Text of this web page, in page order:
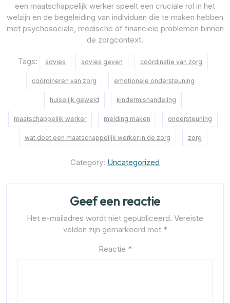
een maatschappelijk werker speelt een cruciale rol in het
welzijn en de begeleiding van individuen die te maken hebben
met psychosociale, medische of financiële problemen binnen
de zorgcontext.
Tags: advies advies geven coördinatie van zorg
coördineren van zorg emotionele ondersteuning
huiselijk geweld kindermishandeling
maatschappelijk werker melding maken ondersteuning
wat doet een maatschappelijk werker in de zorg zorg
Category: Uncategorized
Geef een reactie
Het e-mailadres wordt niet gepubliceerd. Vereiste
velden zijn gemarkeerd met *
Reactie *